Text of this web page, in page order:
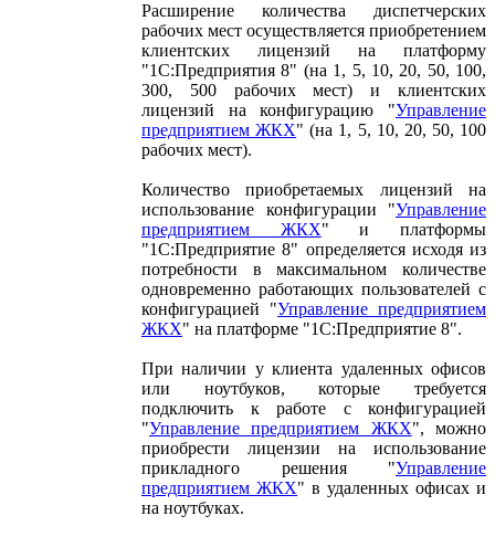
Расширение количества диспетчерских
рабочих мест осуществляется приобретением
клиентских лицензий на платформу
"1С:Предприятия 8" (на 1, 5, 10, 20, 50, 100,
300, 500 рабочих мест) и клиентских
лицензий на конфигурацию "Управление
предприятием ЖКХ" (на 1, 5, 10, 20, 50, 100
рабочих мест).
Количество приобретаемых лицензий на
использование конфигурации "Управление
предприятием ЖКХ" и платформы
"1С:Предприятие 8" определяется исходя из
потребности в максимальном количестве
одновременно работающих пользователей с
конфигурацией "Управление предприятием
ЖКХ" на платформе "1С:Предприятие 8".
При наличии у клиента удаленных офисов
или ноутбуков, которые требуется
подключить к работе с конфигурацией
"Управление предприятием ЖКХ", можно
приобрести лицензии на использование
прикладного решения "Управление
предприятием ЖКХ" в удаленных офисах и
на ноутбуках.